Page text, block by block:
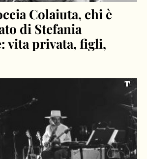
Colaiuta, chi è
di Stefania
vita privata, figli,